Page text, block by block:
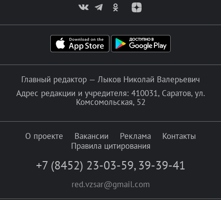
Главный редактор — Лыков Николай Валерьевич
Адрес редакции и учредителя: 410031, Саратов, ул.
Комсомольская, 52
О проекте Вакансии Реклама
Контакты
Правила цитирования
+7 (8452) 23-03-59, 39-39-41
red.vzsar@gmail.com